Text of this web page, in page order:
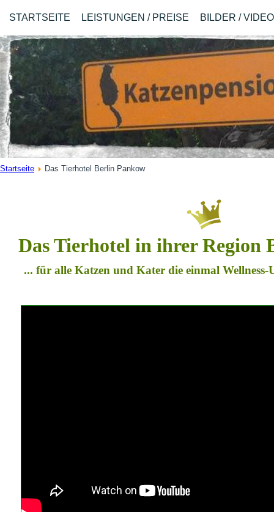
STARTSEITE LEISTUNGEN / PREISE BILDER /
Startseite Das Tierhotel Berlin Pankow
Das Tierhotel in ihrer Region
... für alle Katzen und Kater die einmal